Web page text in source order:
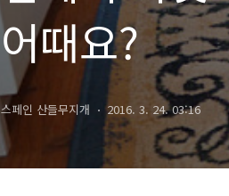
어때요?
스페인 산들무지개 2016. 3. 24. 03:16